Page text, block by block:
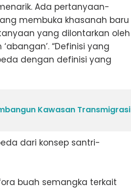
Ada pertanyaan-
membuka khasanah baru
yang dilontarkan oleh
“Definisi yang
dengan definisi yang
Kawasan Transmigrasi
dari konsep santri-
buah semangka terkait